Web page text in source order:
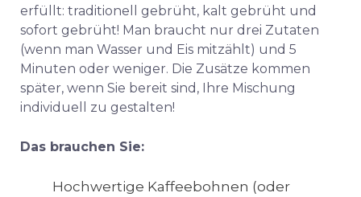
erfüllt: traditionell gebrüht, kalt gebrüht und
sofort gebrüht! Man braucht nur drei Zutaten
(wenn man Wasser und Eis mitzählt) und 5
Minuten oder weniger. Die Zusätze kommen
später, wenn Sie bereit sind, Ihre Mischung
individuell zu gestalten!
Das brauchen Sie:
Hochwertige Kaffeebohnen (oder